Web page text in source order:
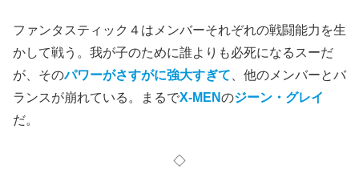
ファンタスティック４はメンバーそれぞれの戦闘能力を生
かして戦う。我が子のために誰よりも必死になるスーだ
が、そのパワーがさすがに強大すぎて 、他のメンバーとバ
ランスが崩れている。まるでX-MENのジーン・グレイ
だ。
◇